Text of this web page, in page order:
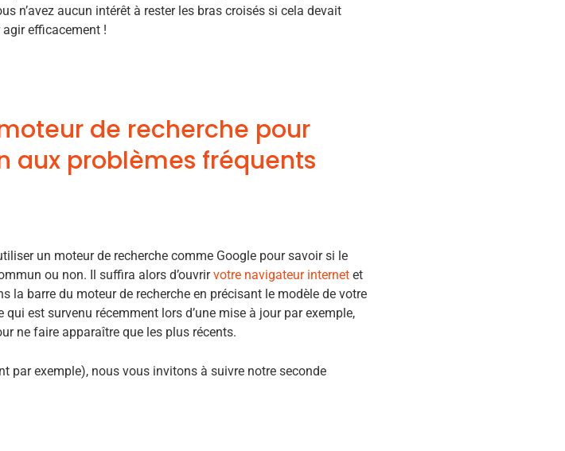
n’avez aucun intérêt à rester les bras croisés si cela devait
efficacement !
de recherche pour
aux problèmes fréquents
un moteur de recherche comme Google pour savoir si le
ou non. Il suffira alors d’ouvrirvotre navigateur internetet
la barre du moteur de recherche en précisant le modèle de votre
qui est survenu récemment lors d’une mise à jour par exemple,
ne faire apparaître que les plus récents.
par exemple), nous vous invitons à suivre notre seconde